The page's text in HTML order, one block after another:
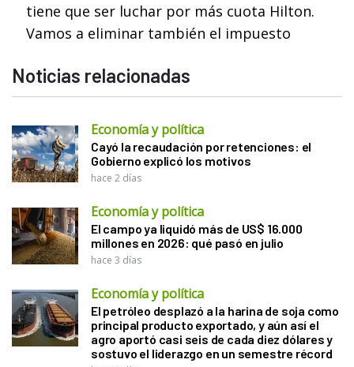
tiene que ser luchar por más cuota Hilton.
Vamos a eliminar también el impuesto
Noticias relacionadas
Economía y política
Cayó la recaudación por retenciones: el
Gobierno explicó los motivos
hace 2 días
Economía y política
El campo ya liquidó más de US$ 16.000
millones en 2026: qué pasó en julio
hace 3 días
Economía y política
El petróleo desplazó a la harina de soja como
principal producto exportado, y aún así el
agro aportó casi seis de cada diez dólares y
sostuvo el liderazgo en un semestre récord